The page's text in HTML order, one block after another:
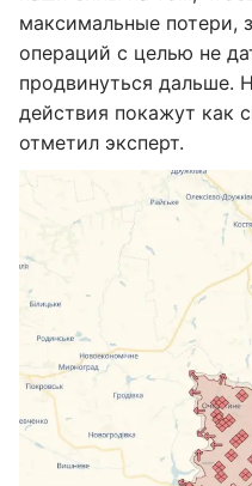
максимальные потери,
операций с целью не
продвинуться дальше.
действия покажут как
отметил эксперт.